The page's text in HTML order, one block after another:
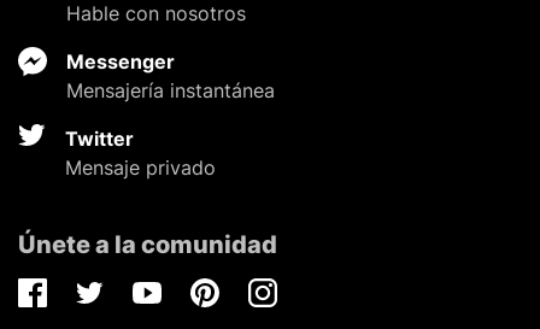
Hable con nosotros
Messenger
Mensajería instantánea
Twitter
Mensaje privado
Únete a la comunidad
FacebookTwitterYoutubePinterestInstagram